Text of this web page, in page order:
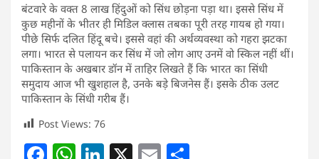
बंटवारे के वक्त 8 लाख हिंदुओं को सिंध छोड़ना पड़ा था। इससे सिंध में
कुछ महीनों के भीतर ही मिडिल क्लास तबका पूरी तरह गायब हो गया।
पीछे सिर्फ दलित हिंदू बचे। इससे वहां की अर्थव्यवस्था को गहरा झटका
लगा। भारत से पलायन कर सिंध में जो लोग आए उनमें वो स्किल नहीं थीं।
पाकिस्तान के अखबार डॉन में ताहिर लिखते हैं कि भारत का सिंधी
समुदाय आज भी खुशहाल है, उनके बड़े बिजनेस हैं। इसके ठीक उलट
पाकिस्तान के सिंधी गरीब हैं।
Post Views: 76